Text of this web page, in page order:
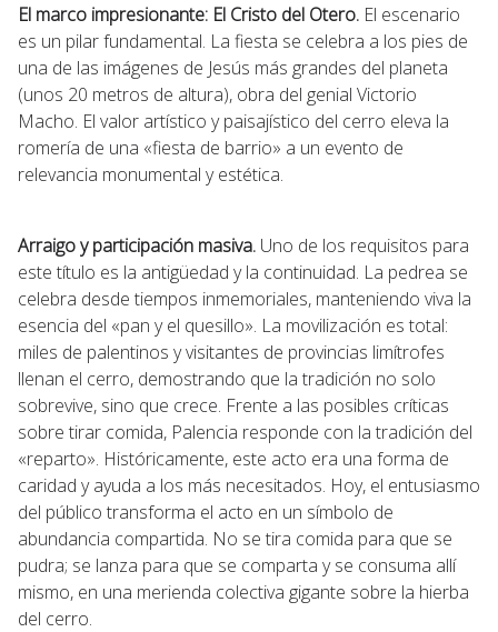
El marco impresionante: El Cristo del Otero. El escenario
es un pilar fundamental. La fiesta se celebra a los pies de
una de las imágenes de Jesús más grandes del planeta
(unos 20 metros de altura), obra del genial Victorio
Macho. El valor artístico y paisajístico del cerro eleva la
romería de una «fiesta de barrio» a un evento de
relevancia monumental y estética.
Arraigo y participación masiva. Uno de los requisitos para
este título es la antigüedad y la continuidad. La pedrea se
celebra desde tiempos inmemoriales, manteniendo viva la
esencia del «pan y el quesillo». La movilización es total:
miles de palentinos y visitantes de provincias limítrofes
llenan el cerro, demostrando que la tradición no solo
sobrevive, sino que crece. Frente a las posibles críticas
sobre tirar comida, Palencia responde con la tradición del
«reparto». Históricamente, este acto era una forma de
caridad y ayuda a los más necesitados. Hoy, el entusiasmo
del público transforma el acto en un símbolo de
abundancia compartida. No se tira comida para que se
pudra; se lanza para que se comparta y se consuma allí
mismo, en una merienda colectiva gigante sobre la hierba
del cerro.